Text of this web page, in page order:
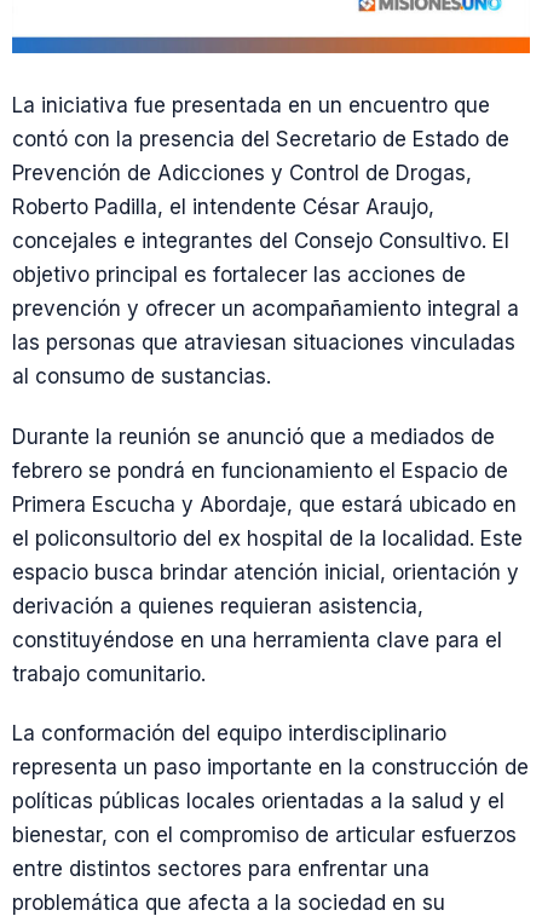
La iniciativa fue presentada en un encuentro que
contó con la presencia del Secretario de Estado de
Prevención de Adicciones y Control de Drogas,
Roberto Padilla, el intendente César Araujo,
concejales e integrantes del Consejo Consultivo. El
objetivo principal es fortalecer las acciones de
prevención y ofrecer un acompañamiento integral a
las personas que atraviesan situaciones vinculadas
al consumo de sustancias.
Durante la reunión se anunció que a mediados de
febrero se pondrá en funcionamiento el Espacio de
Primera Escucha y Abordaje, que estará ubicado en
el policonsultorio del ex hospital de la localidad. Este
espacio busca brindar atención inicial, orientación y
derivación a quienes requieran asistencia,
constituyéndose en una herramienta clave para el
trabajo comunitario.
La conformación del equipo interdisciplinario
representa un paso importante en la construcción de
políticas públicas locales orientadas a la salud y el
bienestar, con el compromiso de articular esfuerzos
entre distintos sectores para enfrentar una
problemática que afecta a la sociedad en su